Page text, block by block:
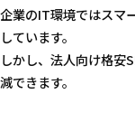
企業のIT環境ではスマ
しています。
しかし、法人向け格安
減できます。